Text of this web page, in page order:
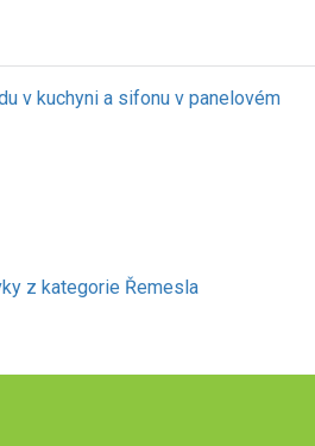
v kuchyni a sifonu v panelovém
z kategorie Řemesla